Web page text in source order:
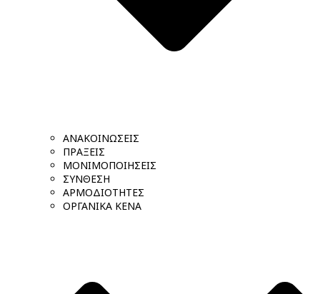
ΑΝΑΚΟΙΝΩΣΕΙΣ
ΠΡΑΞΕΙΣ
ΜΟΝΙΜΟΠΟΙΗΣΕΙΣ
ΣΥΝΘΕΣΗ
ΑΡΜΟΔΙΟΤΗΤΕΣ
ΟΡΓΑΝΙΚΑ ΚΕΝΑ